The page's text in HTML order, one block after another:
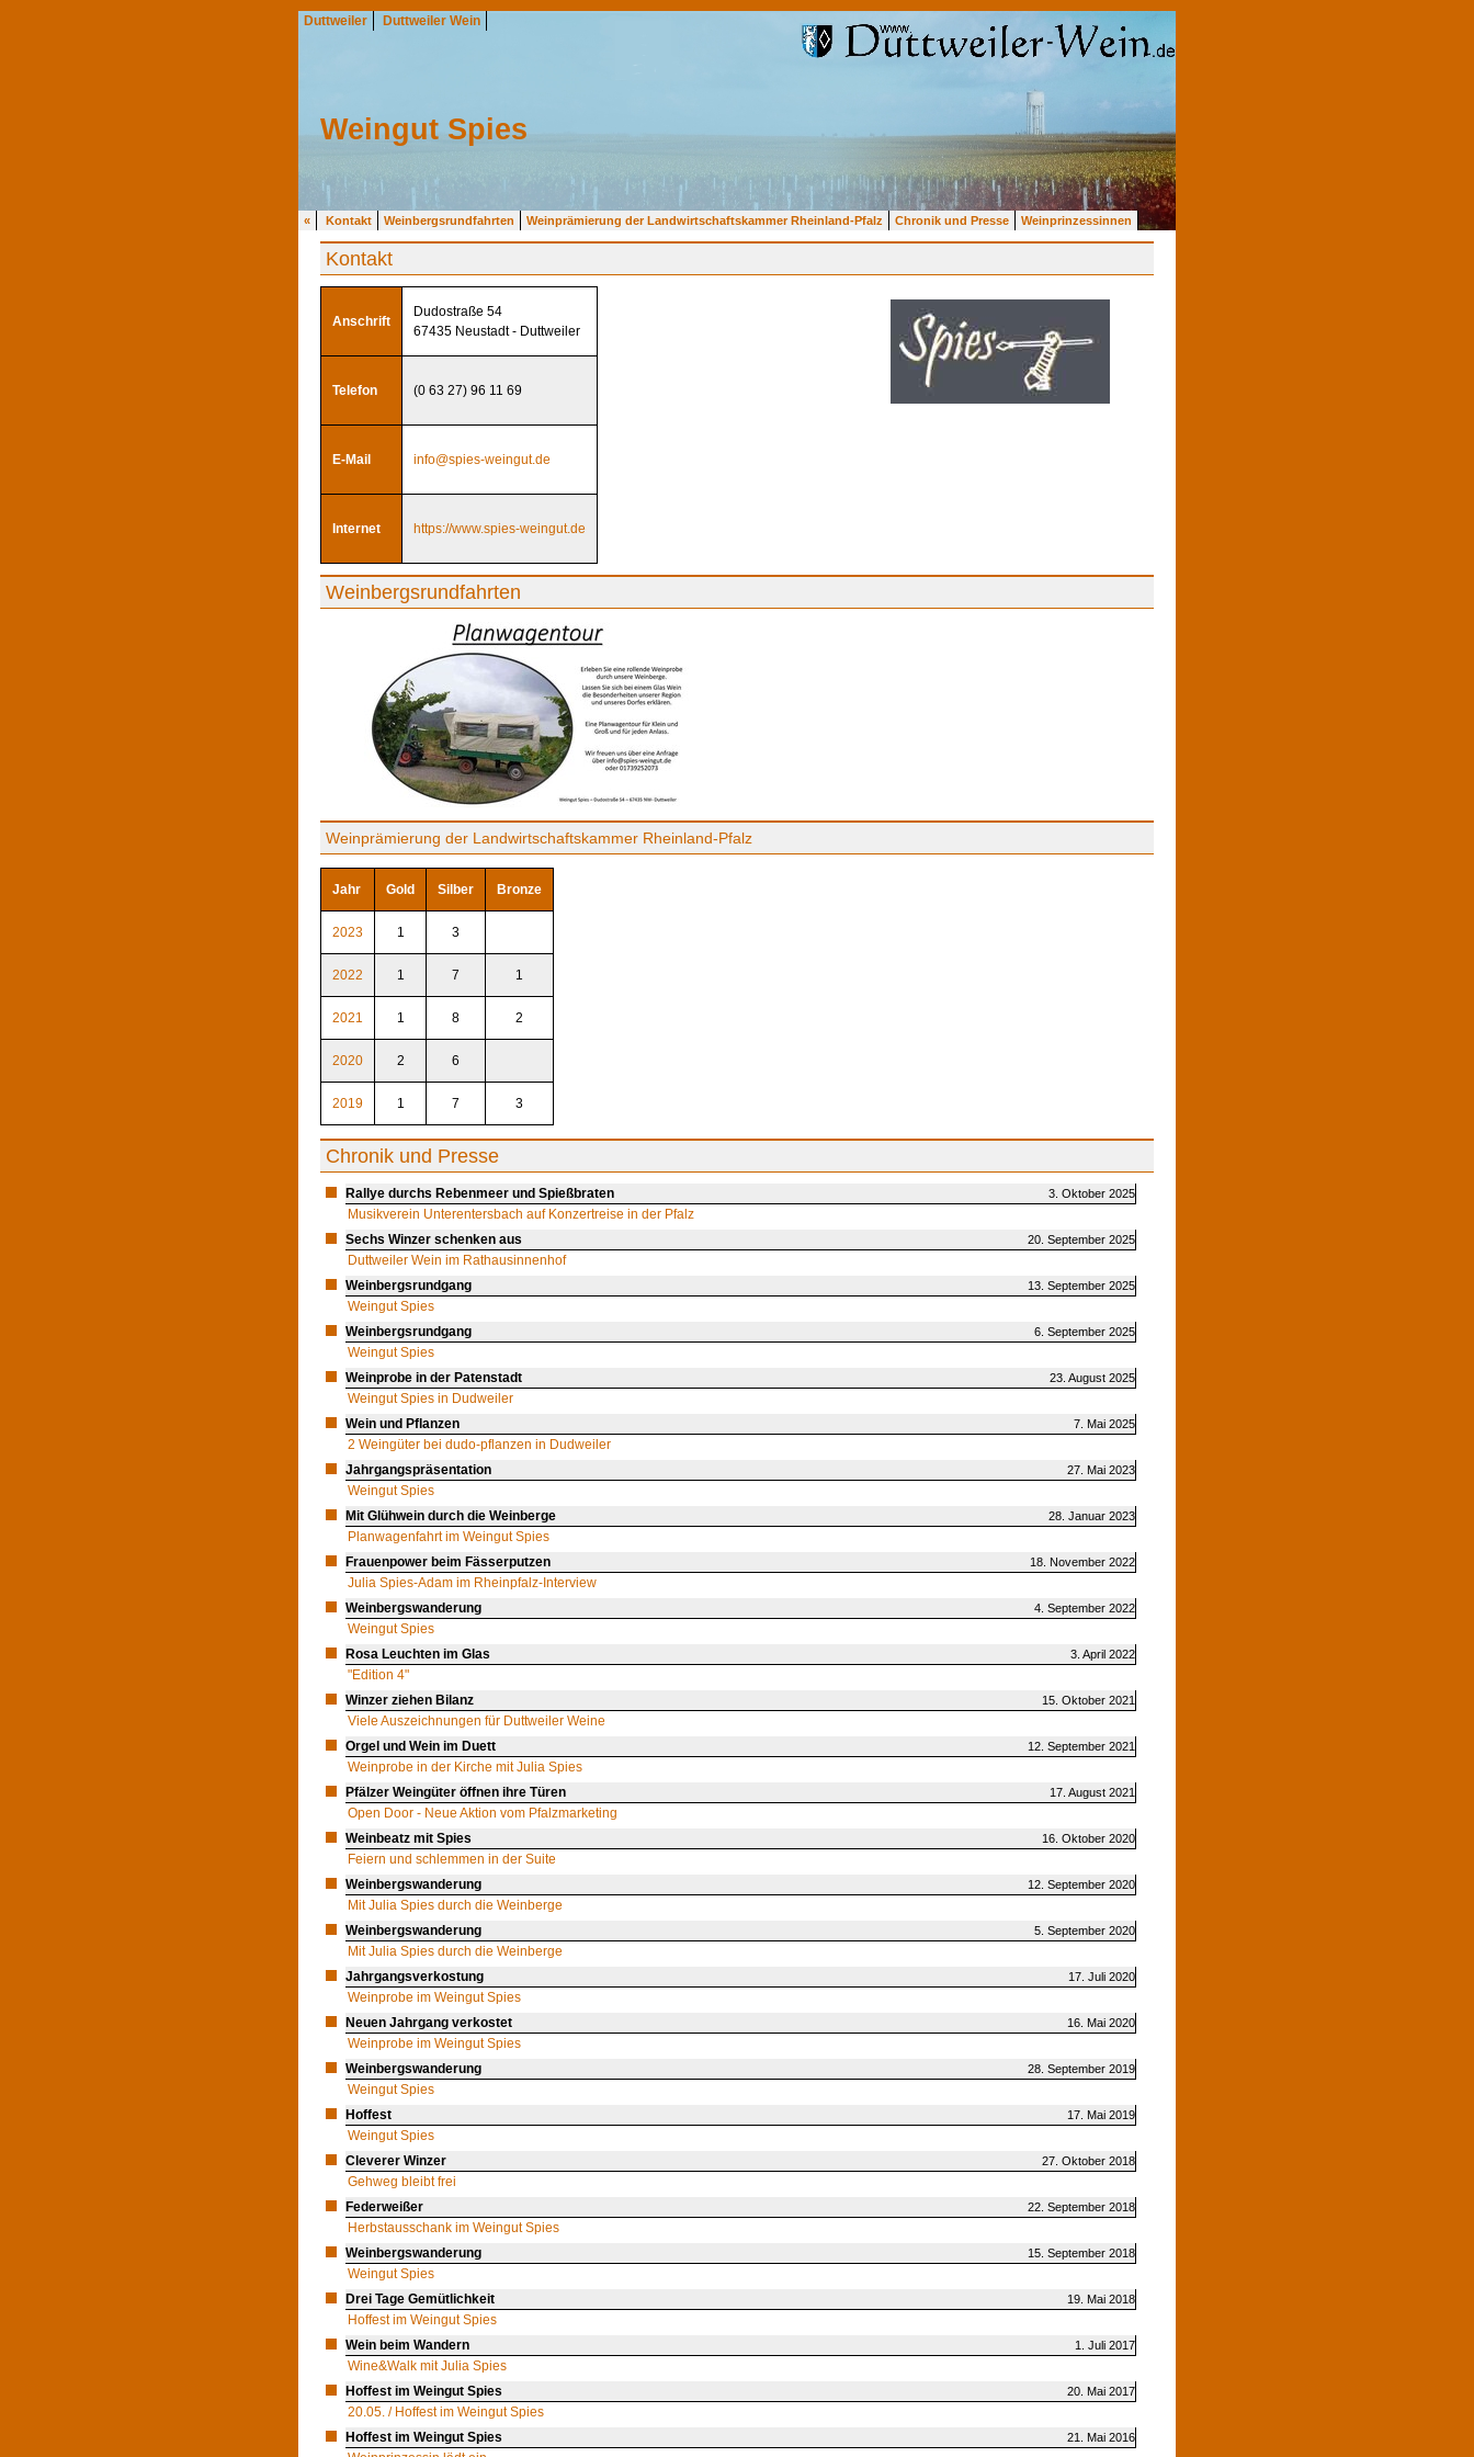
Duttweiler Duttweiler Wein
Weingut Spies
« Kontakt Weinbergsrundfahrten Weinprämierung der Landwirtschaftskammer Rheinland-Pfalz Chronik und Presse Weinprinzessinnen
Kontakt
Anschrift
Dudostraße 54
67435 Neustadt - Duttweiler
Telefon (0 63 27) 96 11 69
E-Mail info@spies-weingut.de
Internet https://www.spies-weingut.de
Weinbergsrundfahrten
Weinprämierung der Landwirtschaftskammer Rheinland-Pfalz
Jahr Gold Silber Bronze
2023 1 3
2022 1 7 1
2021 1 8 2
2020 2 6
2019 1 7 3
Chronik und Presse
Rallye durchs Rebenmeer und Spießbraten 3. Oktober 2025
Musikverein Unterentersbach auf Konzertreise in der Pfalz
Sechs Winzer schenken aus
20. September 2025
Duttweiler Wein im Rathausinnenhof
Weinbergsrundgang
13. September 2025
Weingut Spies
Weinbergsrundgang
6. September 2025
Weingut Spies
Weinprobe in der Patenstadt
23. August 2025
Weingut Spies in Dudweiler
Wein und Pflanzen
7. Mai 2025
2 Weingüter bei dudo-pflanzen in Dudweiler
Jahrgangspräsentation
27. Mai 2023
Weingut Spies
Mit Glühwein durch die Weinberge
28. Januar 2023
Planwagenfahrt im Weingut Spies
Frauenpower beim Fässerputzen
18. November 2022
Julia Spies-Adam im Rheinpfalz-Interview
Weinbergswanderung
4. September 2022
Weingut Spies
Rosa Leuchten im Glas
3. April 2022
"Edition 4"
Winzer ziehen Bilanz
15. Oktober 2021
Viele Auszeichnungen für Duttweiler Weine
Orgel und Wein im Duett
12. September 2021
Weinprobe in der Kirche mit Julia Spies
Pfälzer Weingüter öffnen ihre Türen
17. August 2021
Open Door - Neue Aktion vom Pfalzmarketing
Weinbeatz mit Spies
16. Oktober 2020
Feiern und schlemmen in der Suite
Weinbergswanderung
12. September 2020
Mit Julia Spies durch die Weinberge
Weinbergswanderung
5. September 2020
Mit Julia Spies durch die Weinberge
Jahrgangsverkostung
17. Juli 2020
Weinprobe im Weingut Spies
Neuen Jahrgang verkostet
16. Mai 2020
Weinprobe im Weingut Spies
Weinbergswanderung
28. September 2019
Weingut Spies
Hoffest
17. Mai 2019
Weingut Spies
Cleverer Winzer
27. Oktober 2018
Gehweg bleibt frei
Federweißer
22. September 2018
Herbstausschank im Weingut Spies
Weinbergswanderung
15. September 2018
Weingut Spies
Drei Tage Gemütlichkeit
19. Mai 2018
Hoffest im Weingut Spies
Wein beim Wandern
1. Juli 2017
Wine&Walk mit Julia Spies
Hoffest im Weingut Spies
20. Mai 2017
20.05. / Hoffest im Weingut Spies
Hoffest im Weingut Spies
21. Mai 2016